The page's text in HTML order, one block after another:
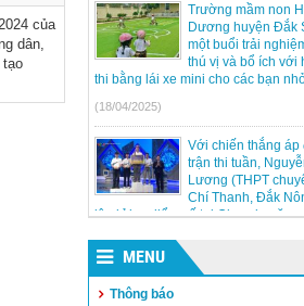
của
dân,
tạo
Trường mầm non
Dương huyện Đắk
một buổi trải
thú vị và bổ ích với
thi bằng lái xe mini cho các bạn
(18/04/2025)
Với chiến thắng áp
trận thi tuần,
Lương (THPT
Chí Thanh, Đắk
lập kỉ lục điểm số tại Olympia năm
(24/03/2025)
MENU
Thông báo